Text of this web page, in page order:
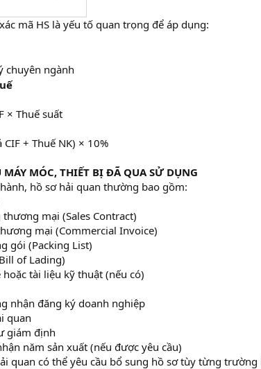
mã HS là yếu tố quan trọng để áp dụng:
chuyên ngành
× Thuế suất
CIF + Thuế NK) × 10%
MÁY MÓC, THIẾT BỊ ĐÃ QUA SỬ DỤNG
hồ sơ hải quan thường bao gồm:
mại (Sales Contract)​
mại (Commercial Invoice)​
gói (Packing List)​
of Lading)​
hoặc tài liệu kỹ thuật (nếu có)​
nhận đăng ký doanh nghiệp​
quan​
giám định​
năm sản xuất (nếu được yêu cầu)​
quan có thể yêu cầu bổ sung hồ sơ tùy từng trường